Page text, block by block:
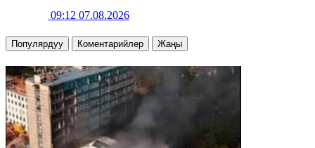
09:12 07.08.2026
Популярдуу Коментарийлер Жаңы